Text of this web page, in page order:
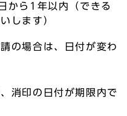
から1年以内（できる
します）
の場合は、日付が変わ
消印の日付が期限内で